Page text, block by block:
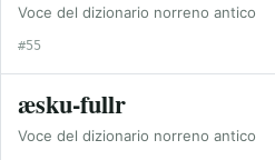
Voce del dizionario norreno antico
#55
æsku-fullr
Voce del dizionario norreno antico